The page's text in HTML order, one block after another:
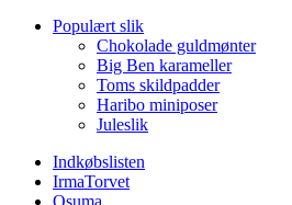
Populært slik
Chokolade guldmønter
Big Ben karameller
Toms skildpadder
Haribo miniposer
Juleslik
Indkøbslisten
IrmaTorvet